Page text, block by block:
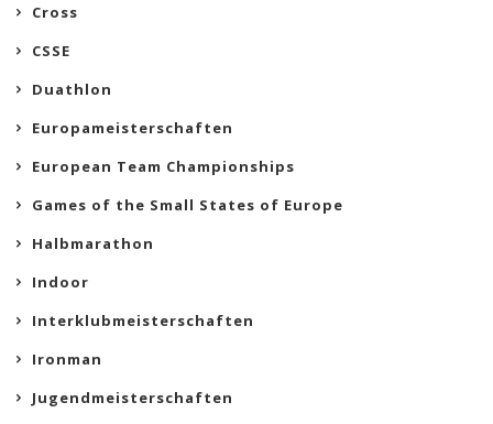
Cross
CSSE
Duathlon
Europameisterschaften
European Team Championships
Games of the Small States of Europe
Halbmarathon
Indoor
Interklubmeisterschaften
Ironman
Jugendmeisterschaften